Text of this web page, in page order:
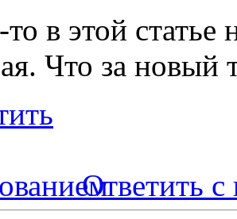
в этой статье
Что за новый
Ответить с